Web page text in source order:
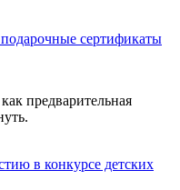
подарочные сертификаты
предварительная
в конкурсе детских